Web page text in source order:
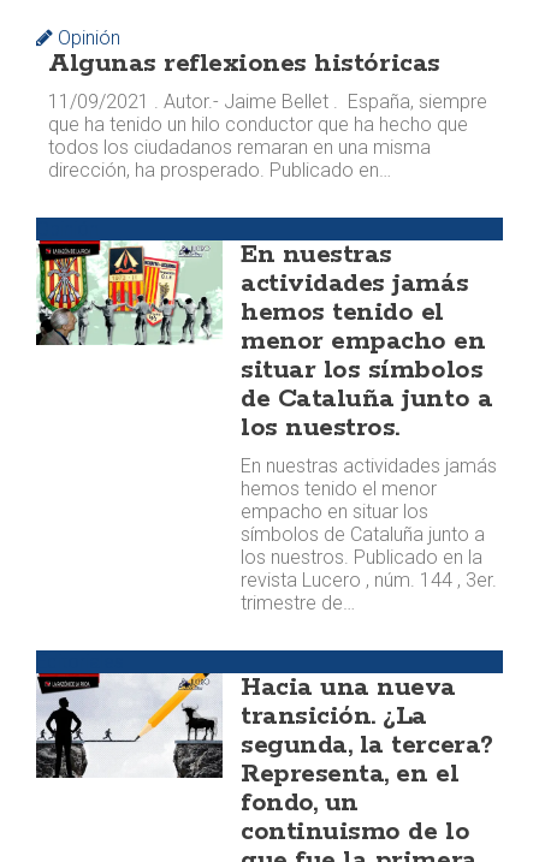
Opinión
Algunas reflexiones históricas
11/09/2021 . Autor.- Jaime Bellet . España, siempre
que ha tenido un hilo conductor que ha hecho que
todos los ciudadanos remaran en una misma
dirección, ha prosperado. Publicado en…
En nuestras
actividades jamás
hemos tenido el
menor empacho en
situar los símbolos
de Cataluña junto a
los nuestros.
En nuestras actividades jamás
hemos tenido el menor
empacho en situar los
símbolos de Cataluña junto a
los nuestros. Publicado en la
revista Lucero , núm. 144 , 3er.
trimestre de…
Hacia una nueva
transición. ¿La
segunda, la tercera?
Representa, en el
fondo, un
continuismo de lo